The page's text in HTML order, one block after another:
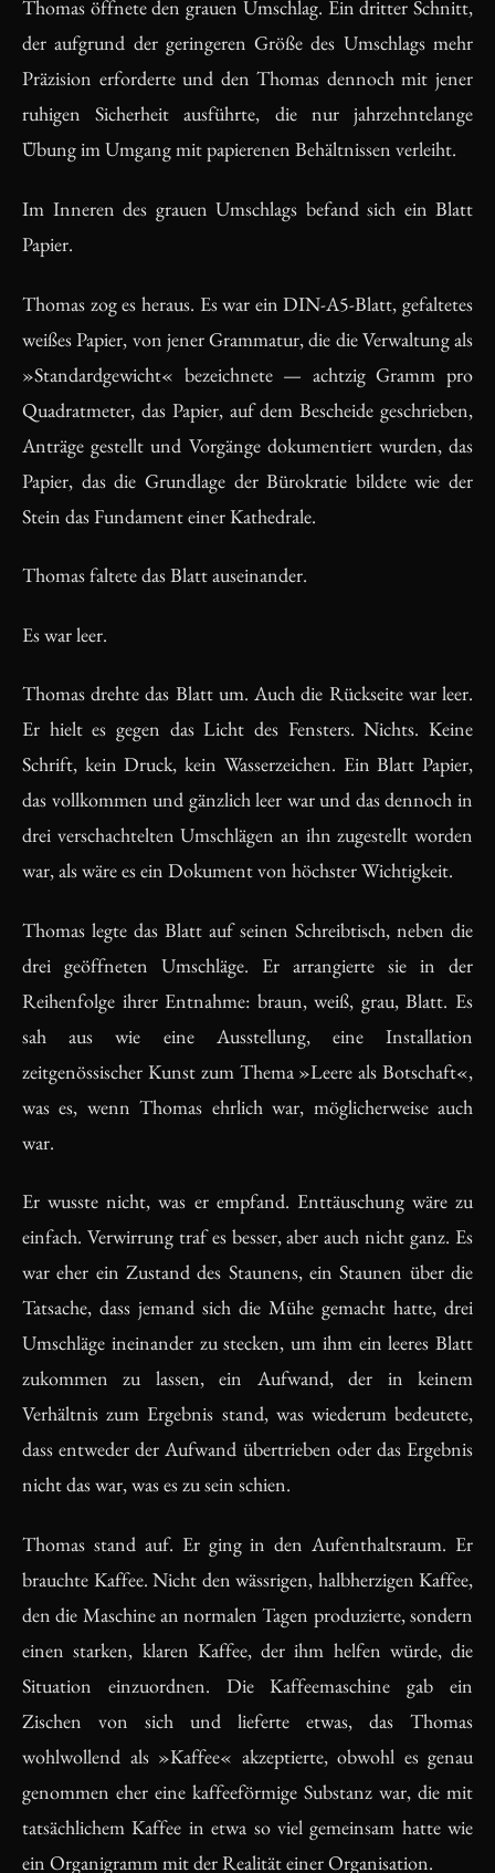
Thomas öffnete den grauen Umschlag. Ein dritter Schnitt,
der aufgrund der geringeren Größe des Umschlags mehr
Präzision erforderte und den Thomas dennoch mit jener
ruhigen Sicherheit ausführte, die nur jahrzehntelange
Übung im Umgang mit papierenen Behältnissen verleiht.
Im Inneren des grauen Umschlags befand sich ein Blatt
Papier.
Thomas zog es heraus. Es war ein DIN-A5-Blatt, gefaltetes
weißes Papier, von jener Grammatur, die die Verwaltung als
»Standardgewicht« bezeichnete — achtzig Gramm pro
Quadratmeter, das Papier, auf dem Bescheide geschrieben,
Anträge gestellt und Vorgänge dokumentiert wurden, das
Papier, das die Grundlage der Bürokratie bildete wie der
Stein das Fundament einer Kathedrale.
Thomas faltete das Blatt auseinander.
Es war leer.
Thomas drehte das Blatt um. Auch die Rückseite war leer.
Er hielt es gegen das Licht des Fensters. Nichts. Keine
Schrift, kein Druck, kein Wasserzeichen. Ein Blatt Papier,
das vollkommen und gänzlich leer war und das dennoch in
drei verschachtelten Umschlägen an ihn zugestellt worden
war, als wäre es ein Dokument von höchster Wichtigkeit.
Thomas legte das Blatt auf seinen Schreibtisch, neben die
drei geöffneten Umschläge. Er arrangierte sie in der
Reihenfolge ihrer Entnahme: braun, weiß, grau, Blatt. Es
sah aus wie eine Ausstellung, eine Installation
zeitgenössischer Kunst zum Thema »Leere als Botschaft«,
was es, wenn Thomas ehrlich war, möglicherweise auch
war.
Er wusste nicht, was er empfand. Enttäuschung wäre zu
einfach. Verwirrung traf es besser, aber auch nicht ganz. Es
war eher ein Zustand des Staunens, ein Staunen über die
Tatsache, dass jemand sich die Mühe gemacht hatte, drei
Umschläge ineinander zu stecken, um ihm ein leeres Blatt
zukommen zu lassen, ein Aufwand, der in keinem
Verhältnis zum Ergebnis stand, was wiederum bedeutete,
dass entweder der Aufwand übertrieben oder das Ergebnis
nicht das war, was es zu sein schien.
Thomas stand auf. Er ging in den Aufenthaltsraum. Er
brauchte Kaffee. Nicht den wässrigen, halbherzigen Kaffee,
den die Maschine an normalen Tagen produzierte, sondern
einen starken, klaren Kaffee, der ihm helfen würde, die
Situation einzuordnen. Die Kaffeemaschine gab ein
Zischen von sich und lieferte etwas, das Thomas
wohlwollend als »Kaffee« akzeptierte, obwohl es genau
genommen eher eine kaffeeförmige Substanz war, die mit
tatsächlichem Kaffee in etwa so viel gemeinsam hatte wie
ein Organigramm mit der Realität einer Organisation.